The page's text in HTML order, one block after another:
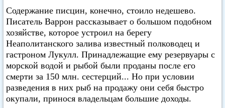
Содержание писцин, конечно, стоило недешево.
Писатель Варрон рассказывает о большом подобном
хозяйстве, которое устроил на берегу
Неаполитанского залива известный полководец и
гастроном Лукулл. Принадлежащие ему резервуары с
морской водой и рыбой были проданы после его
смерти за 150 млн. сестерций... Но при условии
разведения в них рыб на продажу они себя быстро
окупали, принося владельцам большие доходы.